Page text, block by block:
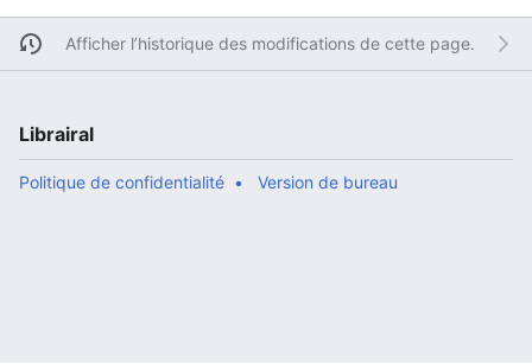
Afficher l’historique des modifications de cette page.
Librairal
Politique de confidentialité Version de bureau